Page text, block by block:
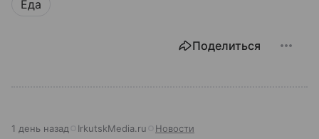
Еда
Поделиться
1 день назад IrkutskMedia.ru Новости